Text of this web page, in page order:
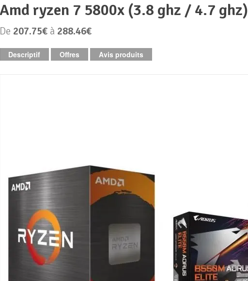
Boitier PC
Carte graphique
Carte mère
amd ryzen 7 5800x (3.8 ghz / 4.7 ghz)
De 207.75€ à 288.46€
Descriptif Offres Avis produits